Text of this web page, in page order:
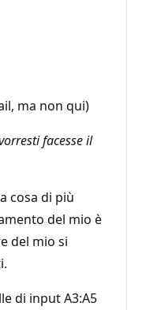
ma non qui)
facesse il
cosa di più
del mio è
del mio si
di input A3:A5